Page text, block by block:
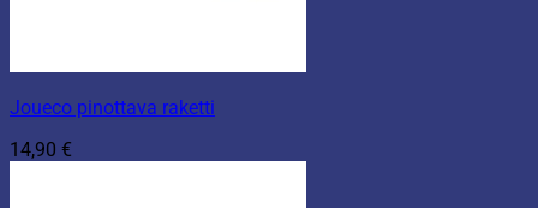
Joueco pinottava raketti
14,90 €